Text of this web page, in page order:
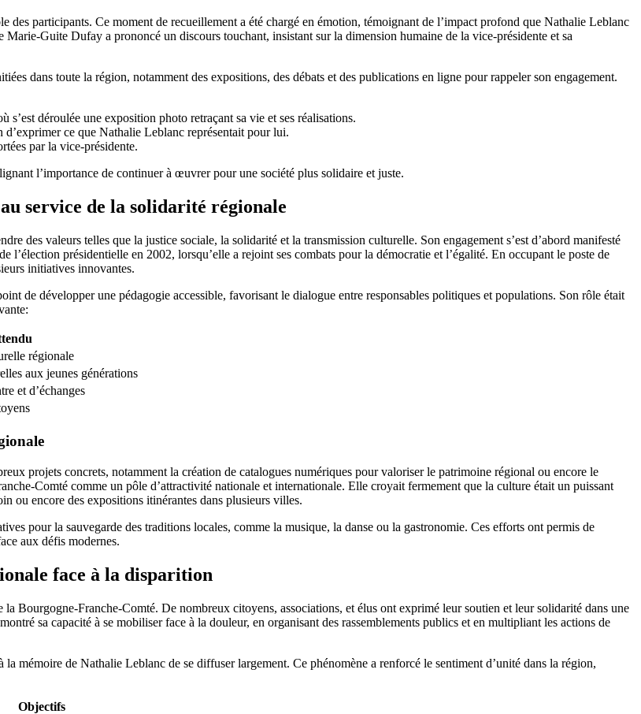
des participants. Ce moment de recueillement a été chargé en émotion, témoignant de l’impact profond que Nathalie Leblanc
Guite Dufay a prononcé un discours touchant, insistant sur la dimension humaine de la vice-présidente et sa
dans toute la région, notamment des expositions, des débats et des publications en ligne pour rappeler son engagement.
déroulée une exposition photo retraçant sa vie et ses réalisations.
ce que Nathalie Leblanc représentait pour lui.
par la vice-présidente.
l’importance de continuer à œuvrer pour une société plus solidaire et juste.
service de la solidarité régionale
des valeurs telles que la justice sociale, la solidarité et la transmission culturelle. Son engagement s’est d’abord manifesté
l’élection présidentielle en 2002, lorsqu’elle a rejoint ses combats pour la démocratie et l’égalité. En occupant le poste de
initiatives innovantes.
de développer une pédagogie accessible, favorisant le dialogue entre responsables politiques et populations. Son rôle était
régionale
aux jeunes générations
et d’échanges
projets concrets, notamment la création de catalogues numériques pour valoriser le patrimoine régional ou encore le
Comté comme un pôle d’attractivité nationale et internationale. Elle croyait fermement que la culture était un puissant
ou encore des expositions itinérantes dans plusieurs villes.
pour la sauvegarde des traditions locales, comme la musique, la danse ou la gastronomie. Ces efforts ont permis de
aux défis modernes.
face à la disparition
Bourgogne-Franche-Comté. De nombreux citoyens, associations, et élus ont exprimé leur soutien et leur solidarité dans une
sa capacité à se mobiliser face à la douleur, en organisant des rassemblements publics et en multipliant les actions de
mémoire de Nathalie Leblanc de se diffuser largement. Ce phénomène a renforcé le sentiment d’unité dans la région,
Objectifs